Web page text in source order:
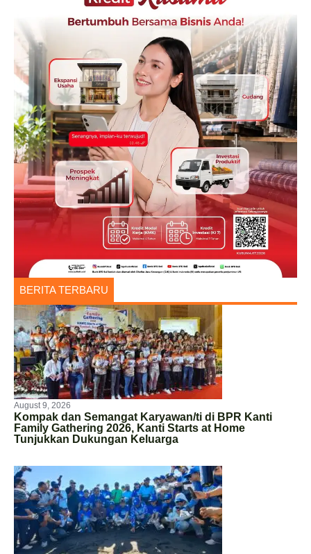
BERITA TERBARU
August 9, 2026
Kompak dan Semangat Karyawan/ti di BPR Kanti
Family Gathering 2026, Kanti Starts at Home
Tunjukkan Dukungan Keluarga